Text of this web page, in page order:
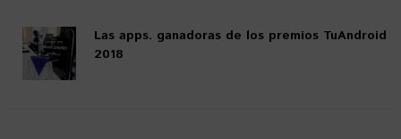
Las apps. ganadoras de los premios TuAndroid
2018